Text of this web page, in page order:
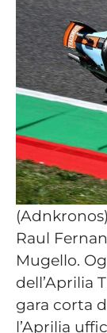
Raul
Mugello.
dell’Aprilia
gara corta
l’Aprilia